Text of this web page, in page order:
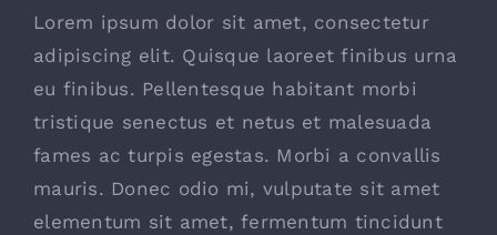
Lorem ipsum dolor sit amet, consectetur
adipiscing elit. Quisque laoreet finibus urna
eu finibus. Pellentesque habitant morbi
tristique senectus et netus et malesuada
fames ac turpis egestas. Morbi a convallis
mauris. Donec odio mi, vulputate sit amet
elementum sit amet, fermentum tincidunt